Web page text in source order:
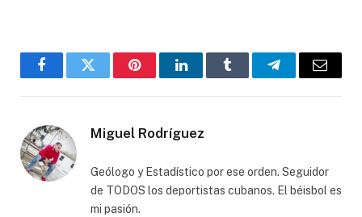
FacebookTwitter PinterestLinkedInTumblr TelegramEmail
Miguel Rodríguez
Geólogo y Estadístico por ese orden. Seguidor
de TODOS los deportistas cubanos. El béisbol es
mi pasión.